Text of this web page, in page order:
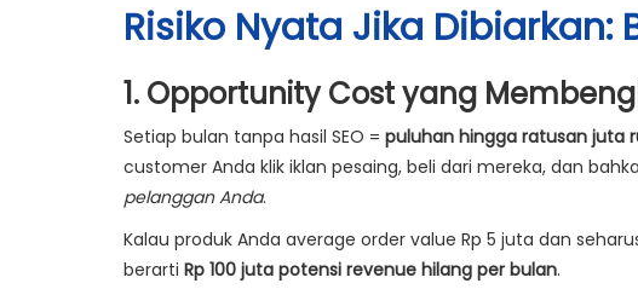
Risiko Nyata Jika Dibiarkan:
1. Opportunity Cost yang
Setiap bulan tanpa hasil SEO = puluhan hingga ratusan juta
customer Anda klik iklan pesaing, beli dari mereka, dan
pelanggan Anda.
Kalau produk Anda average order value Rp 5 juta dan
berarti Rp 100 juta potensi revenue hilang per bulan.